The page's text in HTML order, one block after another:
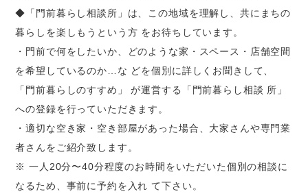
◆「門前暮らし相談所」は、この地域を理解し、共にまちの
暮らしを楽しもうという方 をお待ちしています。
・門前で何をしたいか、どのような家・スペース・店舗空間
を希望しているのか…な どを個別に詳しくお聞きして、
「門前暮らしのすすめ」 が運営する「門前暮らし相談 所」
への登録を行っていただきます。
・適切な空き家・空き部屋があった場合、大家さんや専門業
者さんをご紹介致します。
※ 一人20分〜40分程度のお時間をいただいた個別の相談に
なるため、事前に予約を入れ て下さい。